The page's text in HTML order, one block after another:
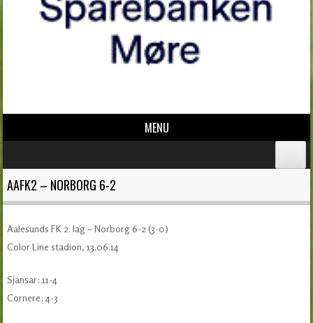
MENU
AAFK2 – NORBORG 6-2
Aalesunds FK 2. lag – Norborg 6-2 (3-0)
Color Line stadion, 13.06.14
Sjansar: 11-4
Cornere: 4-3